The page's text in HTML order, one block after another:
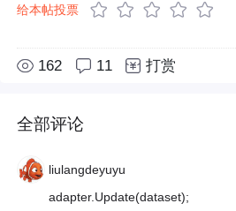
给本帖投票
162 11 打赏
全部评论
liulangdeyuyu
adapter.Update(dataset);